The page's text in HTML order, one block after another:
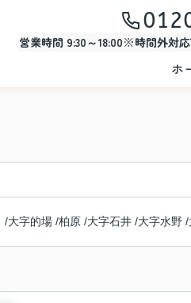
営業時間 9:30～18:00※時間外対
ホ
/大字的場 /柏原 /大字石井 /大字水野 /